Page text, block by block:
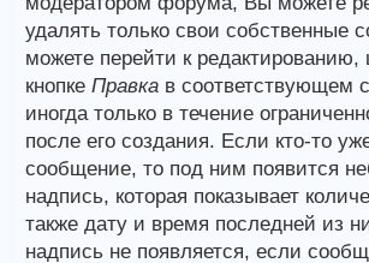
удалять только свои собственные
можете перейти к редактированию,
кнопке Правка в соответствующем
иногда только в течение
после его создания. Если кто-то
сообщение, то под ним появится
надпись, которая показывает
также дату и время последней из
надпись не появляется, если